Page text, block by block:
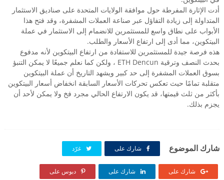
أدت الإثارة المفرطة حول موافقة الولايات المتحدة على صناديق الاستثمار
المتداولة إلى زيادة التفاؤل عبر صناعة العملات المشفرة، وقد فتح هذا
الأبواب على نطاق واسع للمستثمرين للانضمام إلى الاستثمار في عملة
البيتكوين، مما أدى إلى ارتفاع الأسعار والطلب.
هذه فرصة جيدة للمستثمرين للاستفادة من ارتفاع البيتكوين لأنه مدفوع
بحدث النصف وترقية ETH Dencun ، ولكن كما نعلم جميعًا لا يمكن التنبؤ
بسوق العملات المشفرة إلى حد كبير ويشهد التاريخ أن عملة البيتكوين
متقلبة تمامًا حيث تعكس تحركات الأسعار السابقة انخفاض أسعار البيتكوين
بأكثر من ثلث قيمتها، قد يكون الارتفاع الحالي مجرد فخ ولا يمكن لأحد أن
يجزم بذلك.
شارك الموضوع شارك على غرّد
شارك على شارك على دبوس على